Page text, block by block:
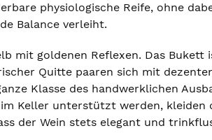
physiologische Reife, ohne
Balance verleiht.
mit goldenen Reflexen. Das Bukett
Quitte paaren sich mit
Klasse des handwerklichen
Keller unterstützt werden, kleiden
der Wein stets elegant und